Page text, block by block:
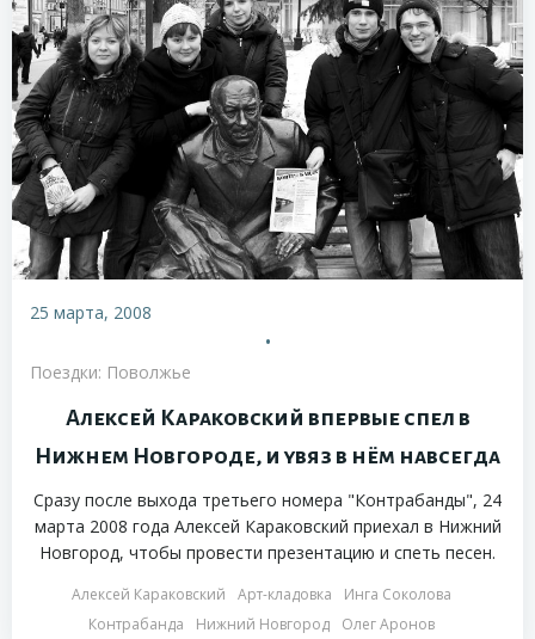
25 марта, 2008
•
Поездки: Поволжье
Алексей Караковский впервые спел в
Нижнем Новгороде, и увяз в нём навсегда
Сразу после выхода третьего номера "Контрабанды", 24
марта 2008 года Алексей Караковский приехал в Нижний
Новгород, чтобы провести презентацию и спеть песен.
Алексей Караковский Арт-кладовка
Инга Соколова
Контрабанда
Нижний Новгород Олег Аронов